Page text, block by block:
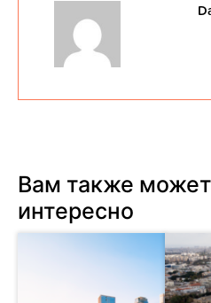
Вам также
интересно